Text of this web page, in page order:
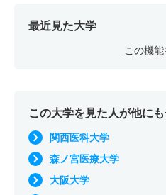
最近見た大学
この機
この大学を見た人が他に
関西医科大学
森ノ宮医療大学
大阪大学